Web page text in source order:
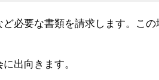
必要な書類を請求します。こ
出向きます。